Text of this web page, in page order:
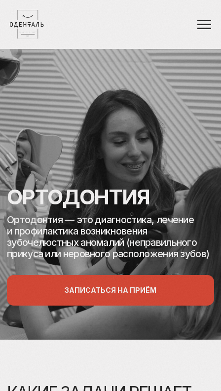
ОРТОДОНТИЯ
Ортодонтия — это диагностика, лечение
и профилактика возникновения
зубочелюстных аномалий (неправильного
прикуса или неровного расположения зубов)
ЗАПИСАТЬСЯ НА ПРИЁМ
КАКИЕ ЗАДАЧИ РЕШАЕТ
ОРТОДОНТИЯ?